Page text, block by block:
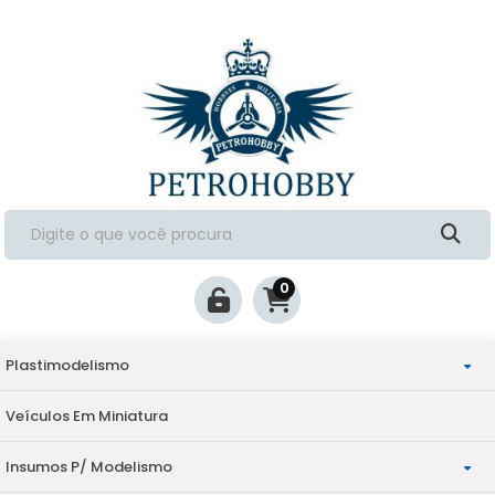
0
Plastimodelismo
Aviação
Escala 1/144
Militaria
Veículos Em Miniatura
Insumos P/ Modelismo